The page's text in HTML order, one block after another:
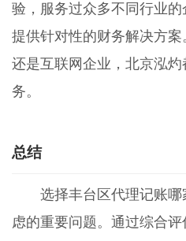
验，服务过众多不同行业
提供针对性的财务解决方
还是互联网企业，北京泓
务。
总结
选择丰台区代理记账
虑的重要问题。通过综合评